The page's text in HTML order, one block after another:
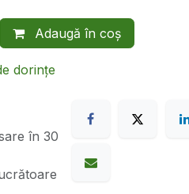
Adaugă în coș
dorințe
în 30